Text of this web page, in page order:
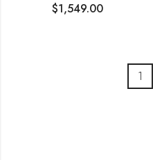
$1,549.00
1